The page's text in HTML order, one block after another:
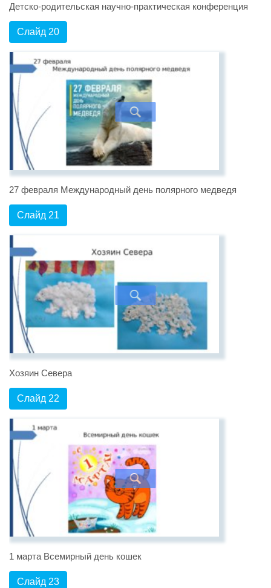
Детско-родительская научно-практическая конференция
Слайд 20
27 февраля Международный день полярного медведя
Слайд 21
Хозяин Севера
Слайд 22
1 марта Всемирный день кошек
Слайд 23